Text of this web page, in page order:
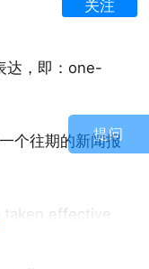
提问
关注
达，即：one-
个往期的新闻报
taken effective
situations and
the process,